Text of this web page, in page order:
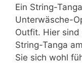
Ein String-
Unterwäsche-
Outfit. Hier sind
String-Tanga
Sie sich wohl